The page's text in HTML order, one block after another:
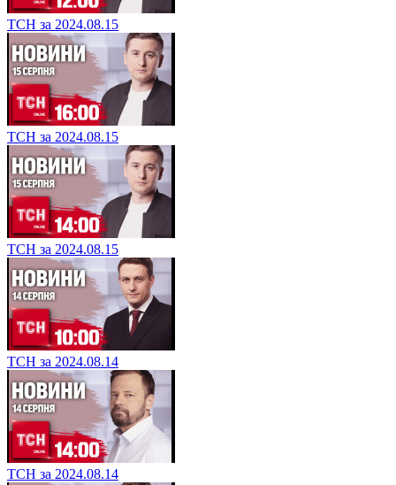
ТСН за 2024.08.15
ТСН за 2024.08.15
ТСН за 2024.08.15
ТСН за 2024.08.14
ТСН за 2024.08.14